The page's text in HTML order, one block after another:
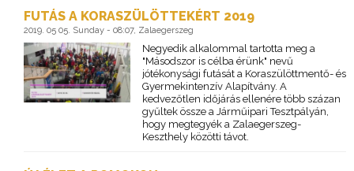
FUTÁS A KORASZÜLÖTTEKÉRT 2019
2019. 05 05. Sunday - 08:07, Zalaegerszeg
Negyedik alkalommal tartotta meg a
"Másodszor is célba érünk" nevű
jótékonysági futását a Koraszülöttmentő- és
Gyermekintenzív Alapítvány. A
kedvezőtlen időjárás ellenére több százan
gyűltek össze a Járműipari Tesztpályán,
hogy megtegyék a Zalaegerszeg-
Keszthely közötti távot.